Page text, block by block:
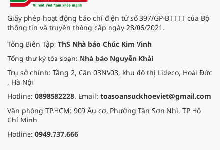
Giấy phép hoạt động báo chí điện tử số 397/GP-BTTTT của Bộ
thông tin và truyền thông cấp ngày 28/06/2021.
Tổng Biên Tập: ThS Nhà báo Chúc Kim Vinh
Tổng thư ký tòa soạn: Nhà báo Nguyễn Khải
Trụ sở chính: Tầng 2, Căn 03NV03, khu đô thị Lideco, Hoài Đức
, Hà Nội
Hotline: 0898582228. Email: toasoansuckhoeviet@gmail.com
Văn phòng TP.HCM: 909 Âu cơ, Phường Tân Sơn Nhì, TP Hồ
Chí Minh
Hotline: 0949.737.666